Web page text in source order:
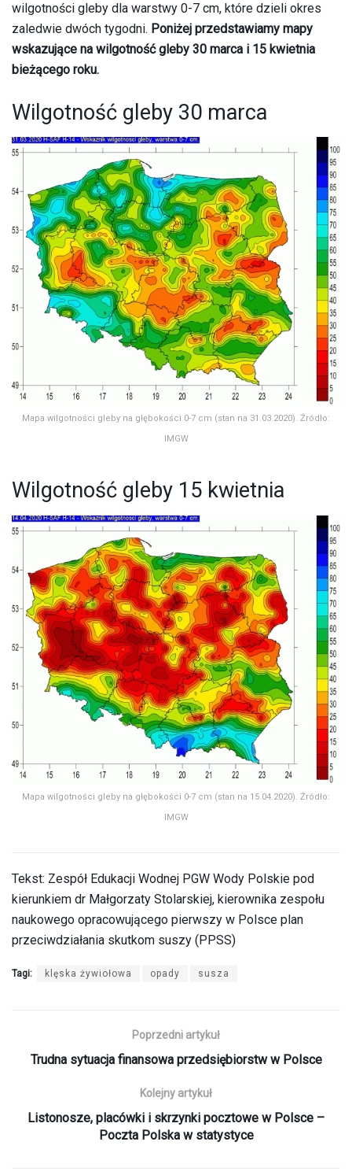
wilgotności gleby dla warstwy 0-7 cm, które dzieli okres
zaledwie dwóch tygodni. Poniżej przedstawiamy mapy
wskazujące na wilgotność gleby 30 marca i 15 kwietnia
bieżącego roku.
Wilgotność gleby 30 marca
Mapa wilgotności gleby na głębokości 0-7 cm (stan na 31.03.2020). Źródło:
IMGW
Wilgotność gleby 15 kwietnia
Mapa wilgotności gleby na głębokości 0-7 cm (stan na 15.04.2020). Źródło:
IMGW
Tekst: Zespół Edukacji Wodnej PGW Wody Polskie pod
kierunkiem dr Małgorzaty Stolarskiej, kierownika zespołu
naukowego opracowującego pierwszy w Polsce plan
przeciwdziałania skutkom suszy (PPSS)
Tagi: klęska żywiołowa opady susza
Poprzedni artykuł
Trudna sytuacja finansowa przedsiębiorstw w Polsce
Kolejny artykuł
Listonosze, placówki i skrzynki pocztowe w Polsce –
Poczta Polska w statystyce